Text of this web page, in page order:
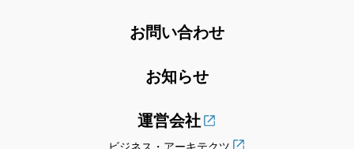
お問い合わせ
お知らせ
運営会社